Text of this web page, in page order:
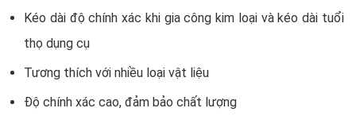
Kéo dài độ chính xác khi gia công kim loại và kéo dài tuổi
thọ dụng cụ
Tương thích với nhiều loại vật liệu
Độ chính xác cao, đảm bảo chất lượng